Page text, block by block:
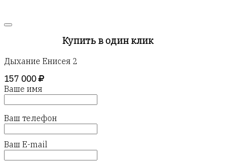
Купить в один клик
Дыхание Енисея 2
157 000
Ваше имя
Ваш телефон
Ваш E-mail